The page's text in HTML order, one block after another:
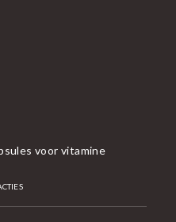
voor vitamine